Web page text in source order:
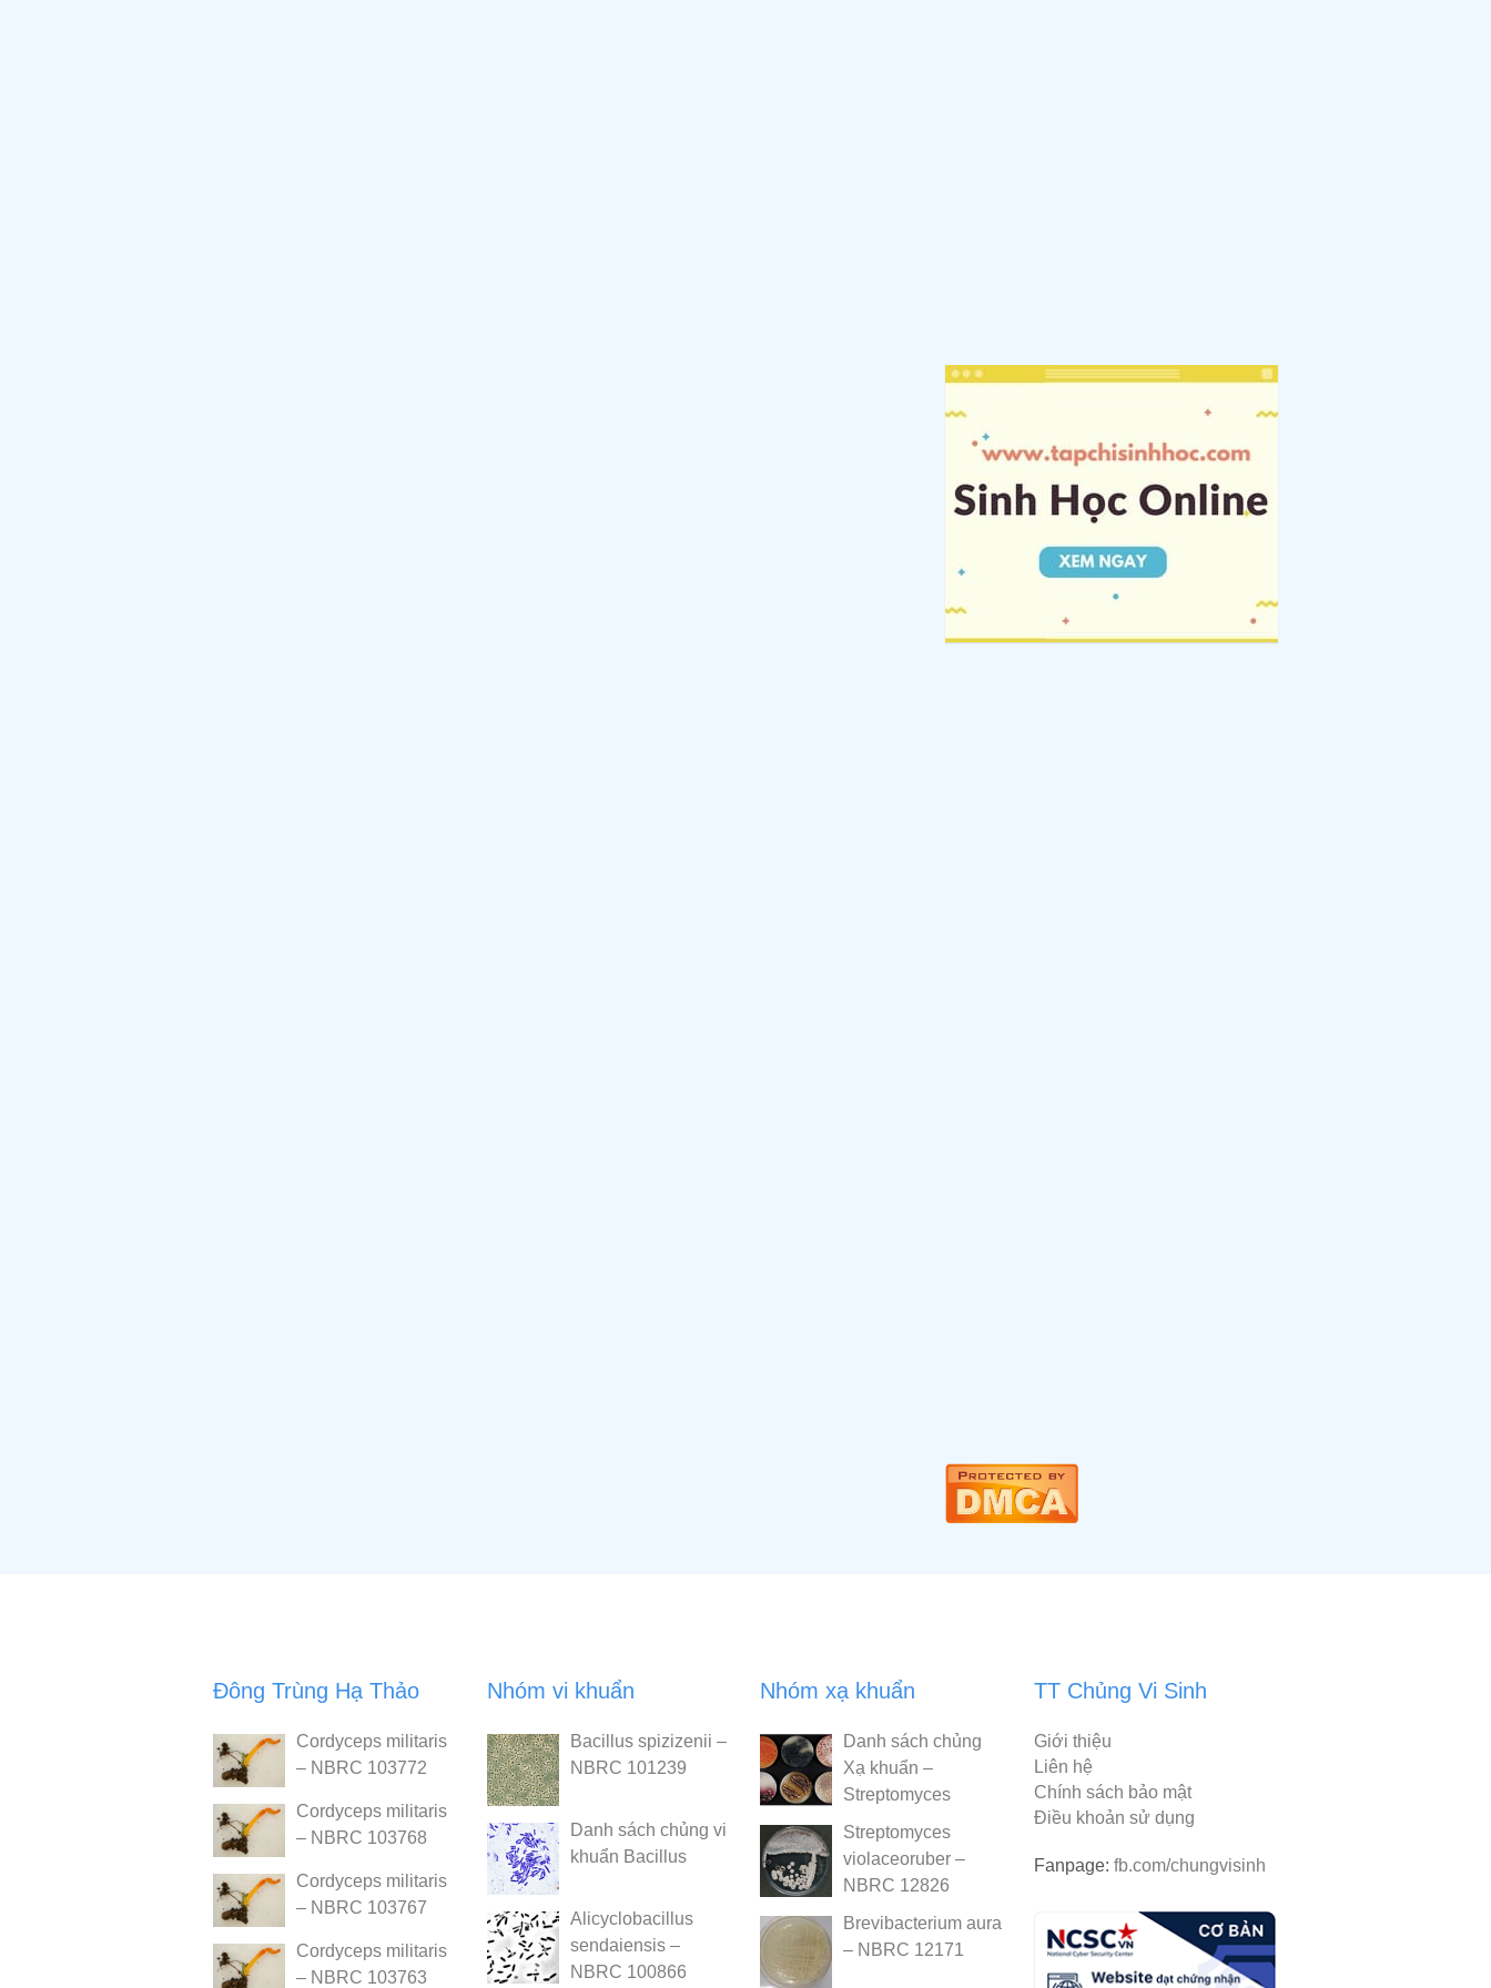
Đông Trùng Hạ Thảo
Cordyceps militaris
– NBRC 103772
Cordyceps militaris
– NBRC 103768
Cordyceps militaris
– NBRC 103767
Cordyceps militaris
– NBRC 103763
Nhóm vi khuẩn
Bacillus spizizenii –
NBRC 101239
Danh sách chủng vi
khuẩn Bacillus
Alicyclobacillus
sendaiensis –
NBRC 100866
Nhóm xạ khuẩn
Danh sách chủng
Xạ khuẩn –
Streptomyces
Streptomyces
violaceoruber –
NBRC 12826
Brevibacterium aurantiacum
– NBRC 12171
TT Chủng Vi Sinh
Giới thiệu
Liên hệ
Chính sách bảo mật
Điều khoản sử dụng
Fanpage:fb.com/chungvisinh